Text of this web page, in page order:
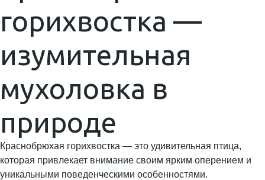
горихвостка —
изумительная
мухоловка в
природе
Краснобрюхая горихвостка — это удивительная птица,
которая привлекает внимание своим ярким оперением и
уникальными поведенческими особенностями.